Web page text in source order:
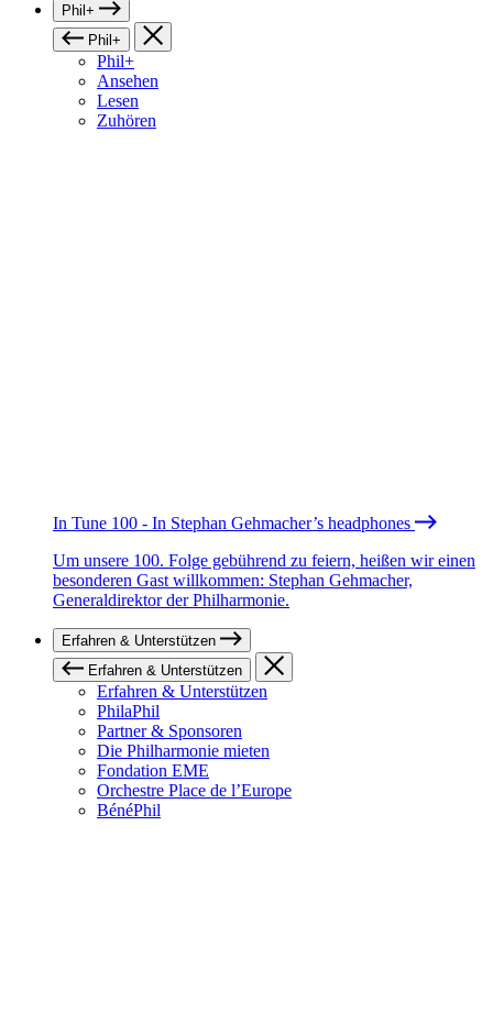
Phil+
Phil+
Phil+
Ansehen
Lesen
Zuhören
In Tune 100 - In Stephan Gehmacher’s headphones
Um unsere 100. Folge gebührend zu feiern, heißen wir einen
besonderen Gast willkommen: Stephan Gehmacher,
Generaldirektor der Philharmonie.
Erfahren & Unterstützen
Erfahren & Unterstützen
Erfahren & Unterstützen
PhilaPhil
Partner & Sponsoren
Die Philharmonie mieten
Fondation EME
Orchestre Place de l’Europe
BénéPhil